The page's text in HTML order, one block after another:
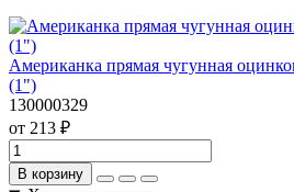
Американка прямая чугунная
(1")
130000329
от 213 ₽
В корзину